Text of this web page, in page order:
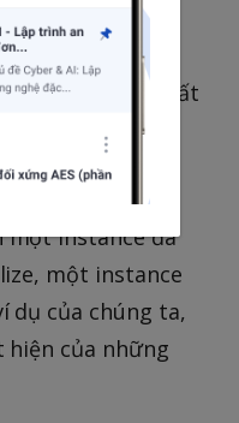
là chưa đủ.
hãy khai báo tất
và cung cấp
một instance đã
một instance
dụ của chúng ta,
hiện của những